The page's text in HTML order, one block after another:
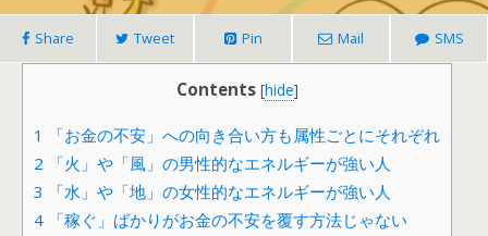
Share Tweet Pin Mail SMS
Contents [hide]
1
「お金の不安」への向き合い方も属性ごとにそれぞれ
2 「火」や「風」の男性的なエネルギーが強い人
3 「水」や「地」の女性的なエネルギーが強い人
4 「稼ぐ」ばかりがお金の不安を覆す方法じゃない